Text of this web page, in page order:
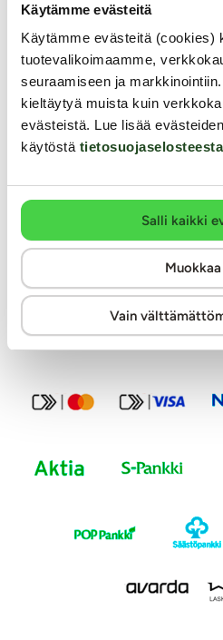
Käytämme evästeitä
Käytämme evästeitä (cookies)
tuotevalikoimaamme,
seuraamiseen ja
kieltäytyä muista kuin
evästeistä. Lue lisää evästeiden
käytöstä tietosuojaselosteesta
Salli kaikki
Muokkaa
Vain
Ystävällinen ja auttava
100% kotimainen verkkokauppa
Seuraa
Tilaa
Modernit